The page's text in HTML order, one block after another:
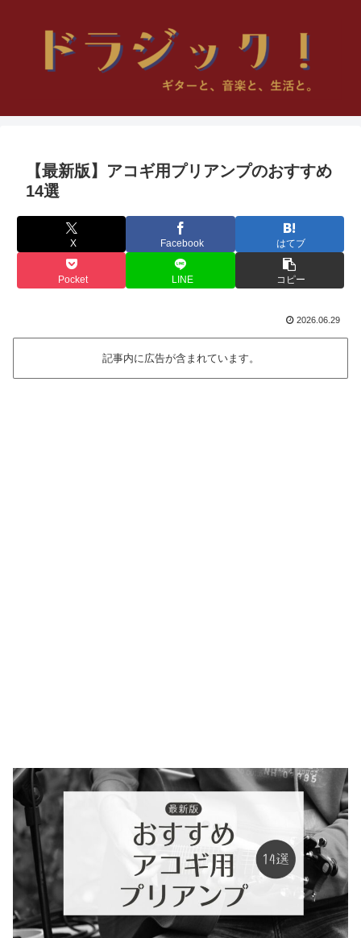
【最新版】アコギ用プリアンプのおすすめ
14選
X Facebook はてブ
Pocket LINE コピー
2026.06.29
記事内に広告が含まれています。